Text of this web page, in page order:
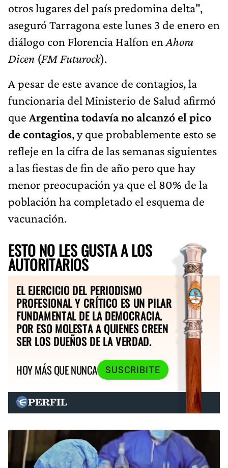
otros lugares del país predomina delta",
aseguró Tarragona este lunes 3 de enero en
diálogo con Florencia Halfon en Ahora
Dicen (FM Futurock).
A pesar de este avance de contagios, la
funcionaria del Ministerio de Salud afirmó
que Argentina todavía no alcanzó el pico
de contagios, y que probablemente esto se
refleje en la cifra de las semanas siguientes
a las fiestas de fin de año pero que hay
menor preocupación ya que el 80% de la
población ha completado el esquema de
vacunación.
ESTO NO LES GUSTA A LOS
AUTORITARIOS
EL EJERCICIO DEL PERIODISMO
PROFESIONAL Y CRÍTICO ES UN PILAR
FUNDAMENTAL DE LA DEMOCRACIA.
POR ESO MOLESTA A QUIENES CREEN
SER LOS DUEÑOS DE LA VERDAD.
HOY MÁS QUE NUNCA
SUSCRIBITE